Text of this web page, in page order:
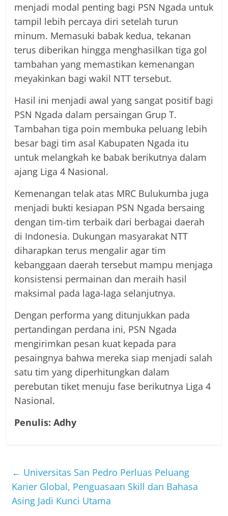
menjadi modal penting bagi PSN Ngada untuk
tampil lebih percaya diri setelah turun
minum. Memasuki babak kedua, tekanan
terus diberikan hingga menghasilkan tiga gol
tambahan yang memastikan kemenangan
meyakinkan bagi wakil NTT tersebut.
Hasil ini menjadi awal yang sangat positif bagi
PSN Ngada dalam persaingan Grup T.
Tambahan tiga poin membuka peluang lebih
besar bagi tim asal Kabupaten Ngada itu
untuk melangkah ke babak berikutnya dalam
ajang Liga 4 Nasional.
Kemenangan telak atas MRC Bulukumba juga
menjadi bukti kesiapan PSN Ngada bersaing
dengan tim-tim terbaik dari berbagai daerah
di Indonesia. Dukungan masyarakat NTT
diharapkan terus mengalir agar tim
kebanggaan daerah tersebut mampu menjaga
konsistensi permainan dan meraih hasil
maksimal pada laga-laga selanjutnya.
Dengan performa yang ditunjukkan pada
pertandingan perdana ini, PSN Ngada
mengirimkan pesan kuat kepada para
pesaingnya bahwa mereka siap menjadi salah
satu tim yang diperhitungkan dalam
perebutan tiket menuju fase berikutnya Liga 4
Nasional.
Penulis: Adhy
← Universitas San Pedro Perluas Peluang
Karier Global, Penguasaan Skill dan Bahasa
Asing Jadi Kunci Utama